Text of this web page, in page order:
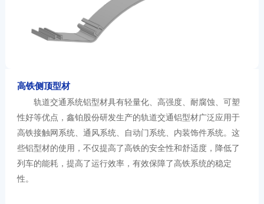
高铁侧顶型材
轨道交通 系统铝型材具有轻量化、高强度、耐腐蚀、可塑
性好等优点 ， 鑫铂股份研发生产的轨道交通铝型材广泛应用于
高铁接触网系统、通风系统、自动门系统、内装饰件系统。这
些铝型材的使用，不仅提高了高铁的安全性和舒适度，降低了
列车的能耗，提高了运行效率， 有效保障了高铁系统的稳定
性。